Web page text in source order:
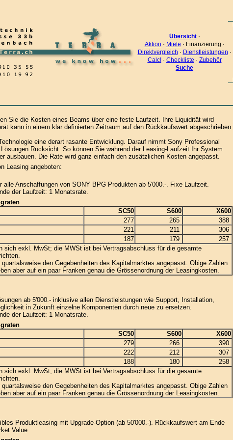
Übersicht·
Aktion · Miete · Finanzierung ·
Direktvergleich · Dienstleistungen ·
Calc!· Checkliste · Zubehör
Suche
Sie die Kosten eines Beams über eine feste Laufzeit. Ihre Liquidität wird
kann in einem klar definierten Zeitraum auf den Rückkaufswert abgeschrieben
eine derart rasante Entwicklung. Darauf nimmt Sony Professional
Rücksicht. So können Sie während der Leasing-Laufzeit Ihr System
ausbauen. Die Rate wird ganz einfach den zusätzlichen Kosten angepasst.
Leasing angeboten:
alle Anschaffungen von SONY BPG Produkten ab 5'000.-. Fixe Laufzeit.
der Laufzeit: 1 Monatsrate.
SC50
S600
X600
277 265
388
221 211
306
187 179
257
sich exkl. MwSt; die MWSt ist bei Vertragsabschluss für die gesamte
quartalsweise den Gegebenheiten des Kapitalmarktes angepasst. Obige Zahlen
aber auf ein paar Franken genau die Grössenordnung der Leasingkosten.
ab 5'000.- inklusive allen Dienstleistungen wie Support, Installation,
in Zukunft einzelne Komponenten durch neue zu ersetzen.
der Laufzeit: 1 Monatsrate.
SC50
S600
X600
279 266
390
222 212
307
188 180
258
sich exkl. MwSt; die MWSt ist bei Vertragsabschluss für die gesamte
quartalsweise den Gegebenheiten des Kapitalmarktes angepasst. Obige Zahlen
aber auf ein paar Franken genau die Grössenordnung der Leasingkosten.
Produktleasing mit Upgrade-Option (ab 50'000.-). Rückkaufswert am Ende
Value